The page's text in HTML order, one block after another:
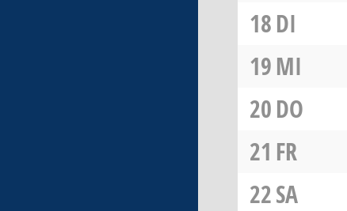
18DI
19MI
20DO
21 FR
22SA